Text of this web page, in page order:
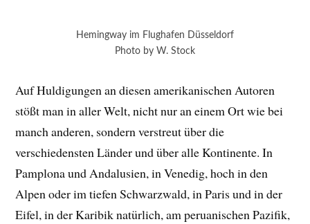
Hemingway im Flughafen Düsseldorf
Photo by W. Stock
Auf Huldigungen an diesen amerikanischen Autoren
stößt man in aller Welt, nicht nur an einem Ort wie bei
manch anderen, sondern verstreut über die
verschiedensten Länder und über alle Kontinente. In
Pamplona und Andalusien, in Venedig, hoch in den
Alpen oder im tiefen Schwarzwald, in Paris und in der
Eifel, in der Karibik natürlich, am peruanischen Pazifik,